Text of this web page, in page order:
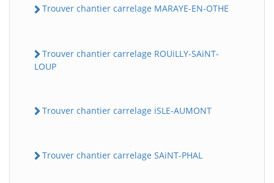
Trouver chantier carrelage MARAYE-EN-OTHE
Trouver chantier carrelage ROUiLLY-SAiNT-
LOUP
Trouver chantier carrelage iSLE-AUMONT
Trouver chantier carrelage SAiNT-PHAL